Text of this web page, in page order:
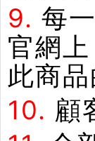
9. 每
官網
此商
10. 顧